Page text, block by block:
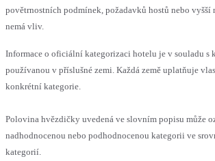
povětrnostních podmínek, požadavků hostů nebo vyšší
nemá vliv.
Informace o oficiální kategorizaci hotelu je v souladu s
používanou v příslušné zemi. Každá země uplatňuje
konkrétní kategorie.
Polovina hvězdičky uvedená ve slovním popisu může
nadhodnocenou nebo podhodnocenou kategorii ve
kategorií.